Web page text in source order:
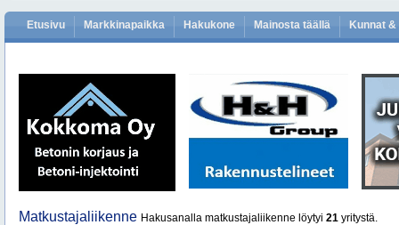
Etusivu Markkinapaikka Hakukone Mainosta täällä Kunnat
Matkustajaliikenne Hakusanalla matkustajaliikenne löytyi 21 yritystä.